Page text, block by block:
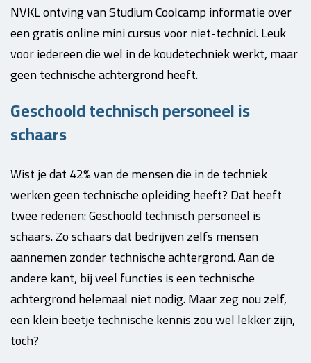
NVKL ontving van Studium Coolcamp informatie over
een gratis online mini cursus voor niet-technici. Leuk
voor iedereen die wel in de koudetechniek werkt, maar
geen technische achtergrond heeft.
Geschoold technisch personeel is
schaars
Wist je dat 42% van de mensen die in de techniek
werken geen technische opleiding heeft? Dat heeft
twee redenen: Geschoold technisch personeel is
schaars. Zo schaars dat bedrijven zelfs mensen
aannemen zonder technische achtergrond. Aan de
andere kant, bij veel functies is een technische
achtergrond helemaal niet nodig. Maar zeg nou zelf,
een klein beetje technische kennis zou wel lekker zijn,
toch?